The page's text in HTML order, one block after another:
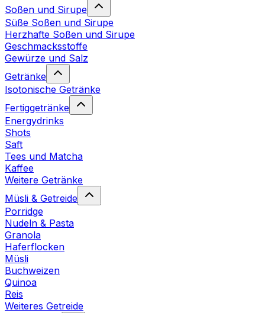
Soßen und Sirupe
Süße Soßen und Sirupe
Herzhafte Soßen und Sirupe
Geschmacksstoffe
Gewürze und Salz
Getränke
Isotonische Getränke
Fertiggetränke
Energydrinks
Shots
Saft
Tees und Matcha
Kaffee
Weitere Getränke
Müsli & Getreide
Porridge
Nudeln & Pasta
Granola
Haferflocken
Müsli
Buchweizen
Quinoa
Reis
Weiteres Getreide